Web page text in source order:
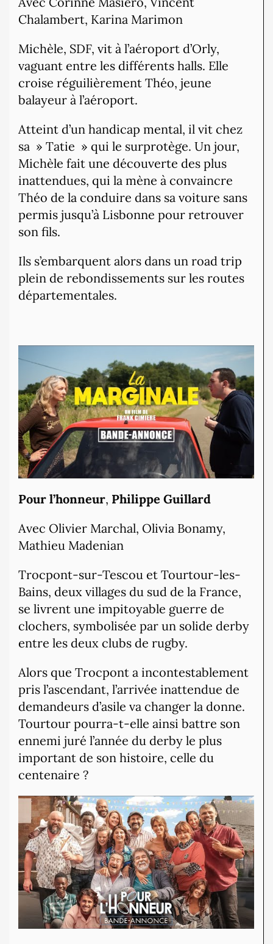
Chalambert, Karina Marimon
Michèle, SDF, vit à l’aéroport d’Orly,
vaguant entre les différents halls. Elle
croise réguilièrement Théo, jeune
balayeur à l’aéroport.
Atteint d’un handicap mental, il vit chez
sa » Tatie » qui le surprotège. Un jour,
Michèle fait une découverte des plus
inattendues, qui la mène à convaincre
Théo de la conduire dans sa voiture sans
permis jusqu’à Lisbonne pour retrouver
son fils.
Ils s’embarquent alors dans un road trip
plein de rebondissements sur les routes
départementales.
Pour l’honneur, Philippe Guillard
Avec Olivier Marchal, Olivia Bonamy,
Mathieu Madenian
Trocpont-sur-Tescou et Tourtour-les-
Bains, deux villages du sud de la France,
se livrent une impitoyable guerre de
clochers, symbolisée par un solide derby
entre les deux clubs de rugby.
Alors que Trocpont a incontestablement
pris l’ascendant, l’arrivée inattendue de
demandeurs d’asile va changer la donne.
Tourtour pourra-t-elle ainsi battre son
ennemi juré l’année du derby le plus
important de son histoire, celle du
centenaire ?